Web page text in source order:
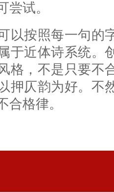
尝试。
按照每一句的
于近体诗系统。
格，不是只要不
押仄韵为好。不
合格律。